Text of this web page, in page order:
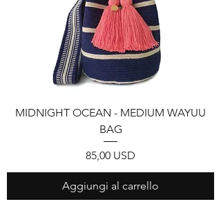
MIDNIGHT OCEAN - MEDIUM WAYUU
BAG
Prezzo
85,00 USD
Aggiungi al carrello